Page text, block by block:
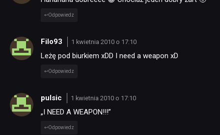
PUBLICYSTYKA
RETRO
Odpowiedz
Filo93 1 kwietnia 2010 o 17:10
Leżę pod biurkiem xDD I need a weapon xD
Odpowiedz
pulsic 1 kwietnia 2010 o 17:10
„I NEED A WEAPON!!!”
Odpowiedz